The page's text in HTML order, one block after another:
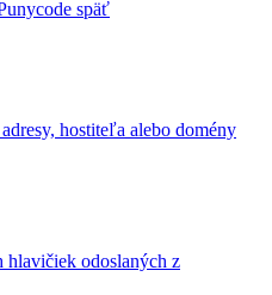
späť
hostiteľa alebo domény
hlavičiek odoslaných z